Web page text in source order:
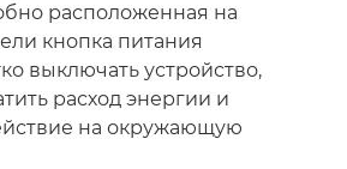
расположенная на
кнопка питания
выключать устройство,
расход энергии и
на окружающую